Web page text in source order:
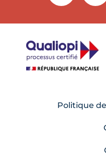
Politique